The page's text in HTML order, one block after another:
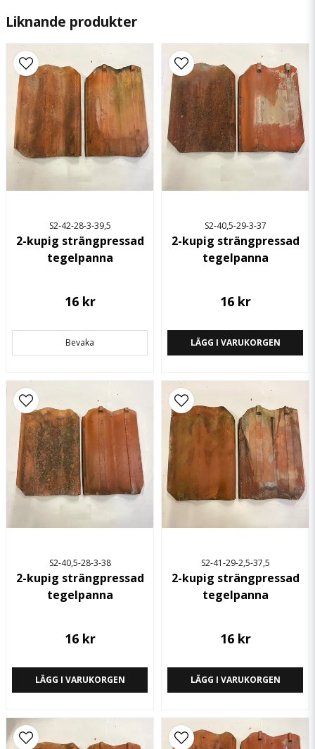
name
email
Mejladress
Ja, ni får publicera min fråga
Liknande produkter
S2-42-28-3-39,5
2-kupig strängpressad
tegelpanna
16 kr
Bevaka
S2-40,5-29-3-37
2-kupig strängpressad
tegelpanna
16 kr
LÄGG I VARUKORGEN
S2-40,5-28-3-38
2-kupig strängpressad
tegelpanna
16 kr
LÄGG I VARUKORGEN
S2-41-29-2,5-37,5
2-kupig strängpressad
tegelpanna
16 kr
LÄGG I VARUKORGEN